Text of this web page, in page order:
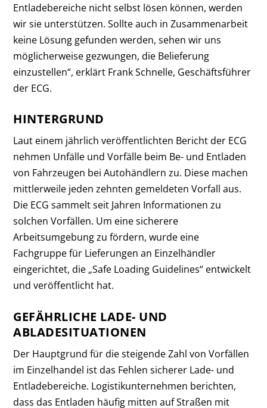
Entladebereiche nicht selbst lösen können, werden
wir sie unterstützen. Sollte auch in Zusammenarbeit
keine Lösung gefunden werden, sehen wir uns
möglicherweise gezwungen, die Belieferung
einzustellen“, erklärt Frank Schnelle, Geschäftsführer
der ECG.
HINTERGRUND
Laut einem jährlich veröffentlichten Bericht der ECG
nehmen Unfälle und Vorfälle beim Be- und Entladen
von Fahrzeugen bei Autohändlern zu. Diese machen
mittlerweile jeden zehnten gemeldeten Vorfall aus.
Die ECG sammelt seit Jahren Informationen zu
solchen Vorfällen. Um eine sicherere
Arbeitsumgebung zu fördern, wurde eine
Fachgruppe für Lieferungen an Einzelhändler
eingerichtet, die „Safe Loading Guidelines“ entwickelt
und veröffentlicht hat.
GEFÄHRLICHE LADE- UND
ABLADESITUATIONEN
Der Hauptgrund für die steigende Zahl von Vorfällen
im Einzelhandel ist das Fehlen sicherer Lade- und
Entladebereiche. Logistikunternehmen berichten,
dass das Entladen häufig mitten auf Straßen mit